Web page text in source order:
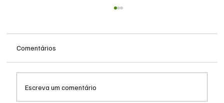
Comentários
Escreva um comentário